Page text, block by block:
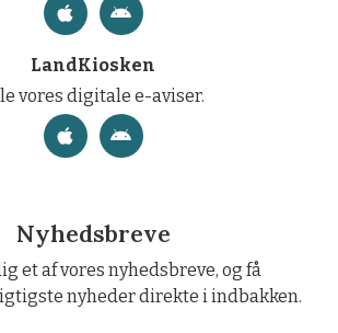
LandKiosken
vores digitale e-aviser.
Nyhedsbreve
et af vores nyhedsbreve, og få
nyheder direkte i indbakken.